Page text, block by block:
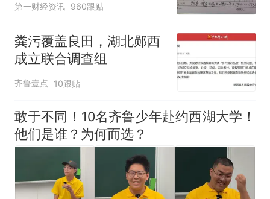
第一财经资讯 960跟贴
粪污覆盖良田，湖北郧西
成立联合调查组
齐鲁壹点 10跟贴
敢于不同！10名齐鲁少年赴约西湖大学！
他们是谁？为何而选？